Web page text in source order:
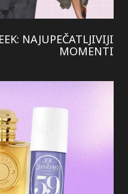
NAJUPEČATLJIVIJI
MOMENTI